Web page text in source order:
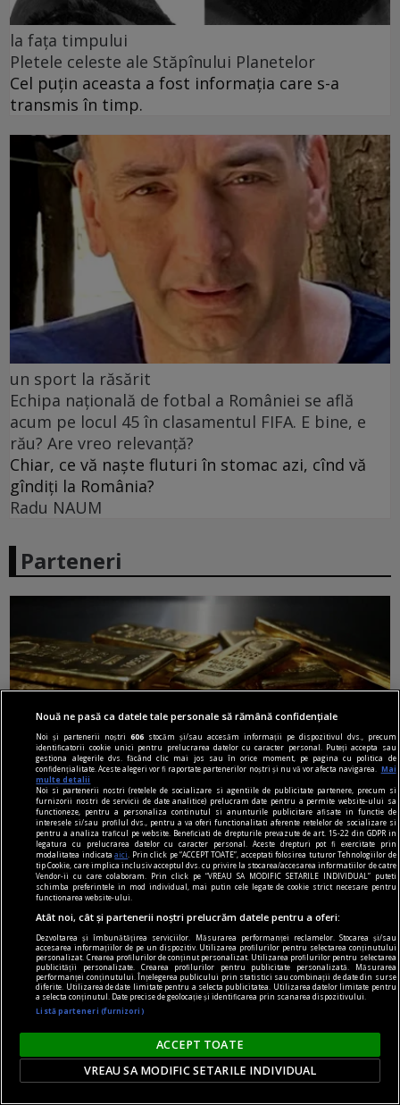
la fața timpului
Pletele celeste ale Stăpînului Planetelor
Cel puţin aceasta a fost informaţia care s-a
transmis în timp.
un sport la răsărit
Echipa națională de fotbal a României se află
acum pe locul 45 în clasamentul FIFA. E bine, e
rău? Are vreo relevanță?
Chiar, ce vă naște fluturi în stomac azi, cînd vă
gîndiți la România?
Radu NAUM
Parteneri
De ce își vinde Rusia aurul
Rusia a devenit unul dintre cei mai mari
vânzători de aur din lume. Măsura reprezintă o
încercare de a obține lichidități în contextul
problemelor bugetare, însă nu indică neapărat o
criză financiară iminentă.
Nouă ne pasă ca datele tale personale să rămână confidențiale
Noi și partenerii noștri606 stocăm și/sau accesăm informații pe dispozitivul dvs., precum
identificatorii cookie unici pentru prelucrarea datelor cu caracter personal. Puteți accepta sau
gestiona alegerile dvs. făcând clic mai jos sau în orice moment, pe pagina cu politica de
confidențialitate. Aceste alegeri vor fi raportate partenerilor noștri și nu vă vor afecta navigarea.
Mai
multe detalii
Noi si partenerii nostri (retelele de socializare si agentiile de publicitate partenere, precum si
furnizorii nostri de servicii de date analitice) prelucram date pentru a permite website-ului sa
functioneze, pentru a personaliza continutul si anunturile publicitare afisate in functie de
interesele si/sau profilul dvs., pentru a va oferi functionalitati aferente retelelor de socializare si
pentru a analiza traficul pe website. Beneficiati de drepturile prevazute de art. 15-22 din GDPR in
legatura cu prelucrarea datelor cu caracter personal. Aceste drepturi pot fi exercitate prin
modalitatea indicataaici
. Prin click pe “ACCEPT TOATE”, acceptati folosirea tuturor Tehnologiilor de
tip Cookie, care implica inclusiv acceptul dvs. cu privire la stocarea/accesarea informatiilor de catre
Vendor-ii cu care colaboram. Prin click pe “VREAU SA MODIFIC SETARILE INDIVIDUAL” puteti
schimba preferintele in mod individual, mai putin cele legate de cookie strict necesare pentru
functionarea website-ului.
Atât noi, cât și partenerii noștri prelucrăm datele pentru a oferi:
Dezvoltarea și îmbunătățirea serviciilor. Măsurarea performanței reclamelor. Stocarea și/sau
accesarea informațiilor de pe un dispozitiv. Utilizarea profilurilor pentru selectarea conținutului
personalizat. Crearea profilurilor de conținut personalizat. Utilizarea profilurilor pentru selectarea
publicității personalizate. Crearea profilurilor pentru publicitate personalizată. Măsurarea
performanței conținutului. Înțelegerea publicului prin statistici sau combinații de date din surse
diferite. Utilizarea de date limitate pentru a selecta publicitatea. Utilizarea datelor limitate pentru
a selecta conținutul. Date precise de geolocație și identificarea prin scanarea dispozitivului.
Listă parteneri (furnizori)
ACCEPT TOATE
VREAU SA MODIFIC SETARILE INDIVIDUAL